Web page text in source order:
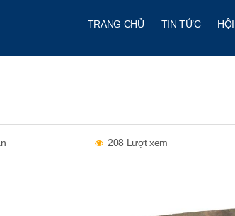
TRANG CHỦ TIN TỨC
208 Lượt xem